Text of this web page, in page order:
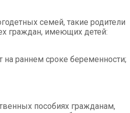
семей, такие родители
граждан, имеющих детей:
раннем сроке беременности;
пособиях гражданам,